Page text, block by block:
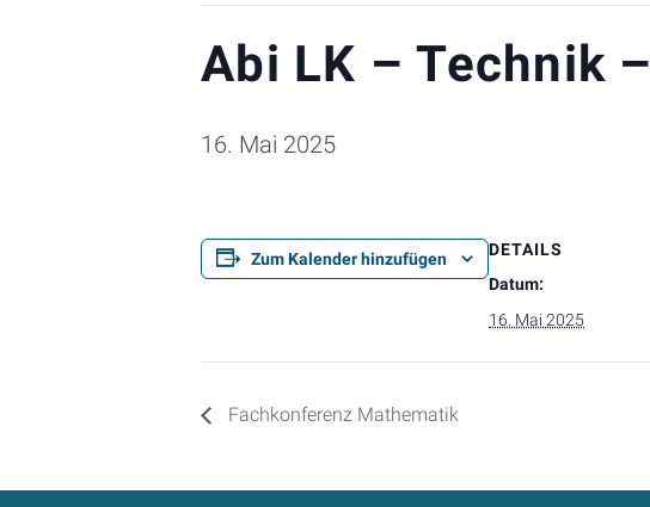
Abi LK – Technik –
16. Mai 2025
Zum Kalender hinzufügen
DETAILS
Datum:
16. Mai 2025
Fachkonferenz Mathematik